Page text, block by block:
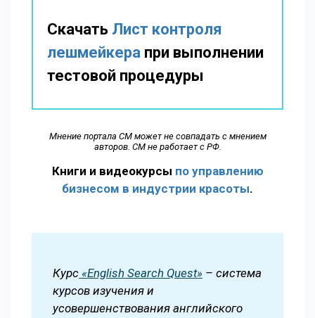
Скачать Лист контроля
лешмейкера при выполнении
тестовой процедуры
Мнение портала СМ может не совпадать с мнением
авторов. СМ не работает с РФ.
Книги и видеокурсы по управлению
бизнесом в индустрии красоты.
Курс «English Search Quest» – система
курсов изучения и
усовершенствования английского